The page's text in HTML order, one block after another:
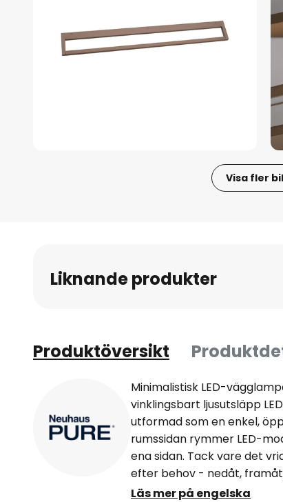
Visa fler
bildgalleriet
Liknande produkter
Produktöversikt
Minimalistisk LED-
vinklingsbart ljusutsläpp
utformad som en enkel,
rumssidan rymmer LED-
ena sidan. Tack vare det
efter behov - nedåt,
också utrustad med en
Läs mer på engelska